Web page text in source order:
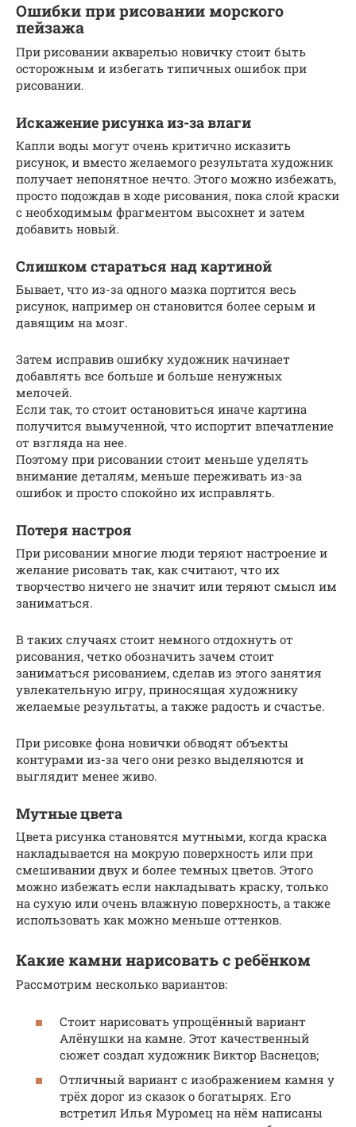
Ошибки при рисовании морского
пейзажа
При рисовании акварелью новичку стоит быть
осторожным и избегать типичных ошибок при
рисовании.
Искажение рисунка из-за влаги
Капли воды могут очень критично исказить
рисунок, и вместо желаемого результата художник
получает непонятное нечто. Этого можно избежать,
просто подождав в ходе рисования, пока слой краски
с необходимым фрагментом высохнет и затем
добавить новый.
Слишком стараться над картиной
Бывает, что из-за одного мазка портится весь
рисунок, например он становится более серым и
давящим на мозг.
Затем исправив ошибку художник начинает
добавлять все больше и больше ненужных
мелочей.
Если так, то стоит остановиться иначе картина
получится вымученной, что испортит впечатление
от взгляда на нее.
Поэтому при рисовании стоит меньше уделять
внимание деталям, меньше переживать из-за
ошибок и просто спокойно их исправлять.
Потеря настроя
При рисовании многие люди теряют настроение и
желание рисовать так, как считают, что их
творчество ничего не значит или теряют смысл им
заниматься.
В таких случаях стоит немного отдохнуть от
рисования, четко обозначить зачем стоит
заниматься рисованием, сделав из этого занятия
увлекательную игру, приносящая художнику
желаемые результаты, а также радость и счастье.
При рисовке фона новички обводят объекты
контурами из-за чего они резко выделяются и
выглядит менее живо.
Мутные цвета
Цвета рисунка становятся мутными, когда краска
накладывается на мокрую поверхность или при
смешивании двух и более темных цветов. Этого
можно избежать если накладывать краску, только
на сухую или очень влажную поверхность, а также
использовать как можно меньше оттенков.
Какие камни нарисовать с ребёнком
Рассмотрим несколько вариантов:
Стоит нарисовать упрощённый вариант
Алёнушки на камне. Этот качественный
сюжет создал художник Виктор Васнецов;
Отличный вариант с изображением камня у
трёх дорог из сказок о богатырях. Его
встретил Илья Муромец на нём написаны